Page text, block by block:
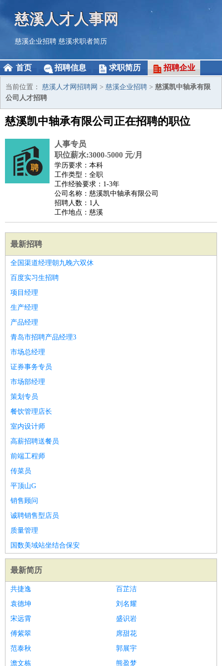
慈溪人才人事网
慈溪企业招聘 慈溪求职者简历
首页 招聘信息 求职简历 招聘企业
当前位置： 慈溪人才网招聘网 > 慈溪企业招聘 > 慈溪凯中轴承有限
公司人才招聘
慈溪凯中轴承有限公司正在招聘的职位
人事专员
职位薪水:3000-5000 元/月
学历要求：本科
工作类型：全职
工作经验要求：1-3年
公司名称：慈溪凯中轴承有限公司
招聘人数：1人
工作地点：慈溪
最新招聘
全国渠道经理朝九晚六双休
百度实习生招聘
项目经理
生产经理
产品经理
青岛市招聘产品经理3
市场总经理
证券事务专员
市场部经理
策划专员
餐饮管理店长
室内设计师
高薪招聘送餐员
前端工程师
传菜员
平顶山G
销售顾问
诚聘销售型店员
质量管理
国数美域站坐结合保安
最新简历
共捷逸
百芷洁
袁德坤
刘名耀
宋远霄
盛识岩
傅紫翠
席甜花
范泰秋
郭展宇
澹文栋
熊盈梦